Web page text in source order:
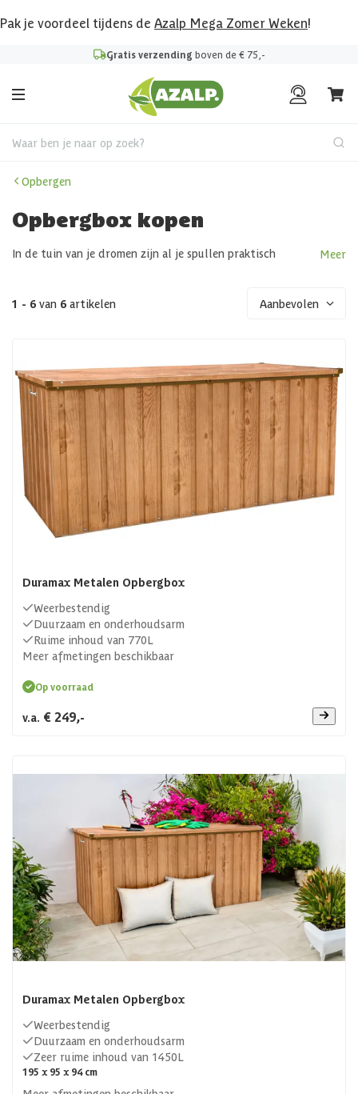
Pak je voordeel tijdens de Azalp Mega Zomer Weken!
Gratis verzending boven de € 75,-
Waar ben je naar op zoek?
Opbergen
Opbergbox kopen
In de tuin van je dromen zijn al je spullen praktisch
assortiment aan opbergoplossingen dus ook een die bij jou
tuingereedschap of een kleine grasmaaier. Een opbergbox
met deksel is ideaal wanneer je de box buiten wilt laten
staan, zeker als de opbergbox waterdicht is. Onze
kunststof opbergboxen zijn duurzaam en haast
onderhoudsarm. Ook hebben we metalen opbergboxen
Meer
1 - 6 van 6 artikelen Aanbevolen
Duramax Metalen Opbergbox
Weerbestendig
Duurzaam en onderhoudsarm
Ruime inhoud van 770L
Meer afmetingen beschikbaar
Op voorraad
v.a. € 249,-
Duramax Metalen Opbergbox
Weerbestendig
Duurzaam en onderhoudsarm
Zeer ruime inhoud van 1450L
195 x 95 x 94 cm